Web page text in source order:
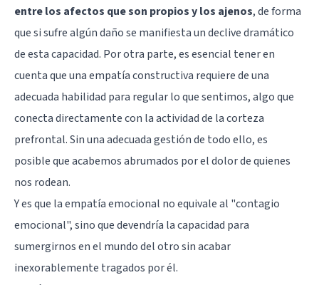
entre los afectos que son propios y los ajenos, de forma
que si sufre algún daño se manifiesta un declive dramático
de esta capacidad. Por otra parte, es esencial tener en
cuenta que una empatía constructiva requiere de una
adecuada habilidad para regular lo que sentimos, algo que
conecta directamente con la actividad de la corteza
prefrontal. Sin una adecuada gestión de todo ello, es
posible que acabemos abrumados por el dolor de quienes
nos rodean.
Y es que la empatía emocional no equivale al "contagio
emocional", sino que devendría la capacidad para
sumergirnos en el mundo del otro sin acabar
inexorablemente tragados por él.